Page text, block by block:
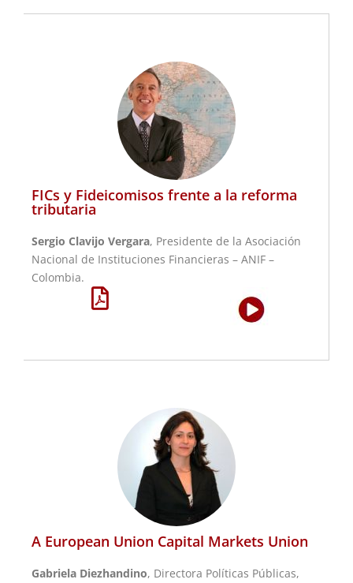
FICs y Fideicomisos frente a la reforma
tributaria
Sergio Clavijo Vergara, Presidente de la Asociación
Nacional de Instituciones Financieras – ANIF –
Colombia.
A European Union Capital Markets Union
Gabriela Diezhandino, Directora Políticas Públicas,